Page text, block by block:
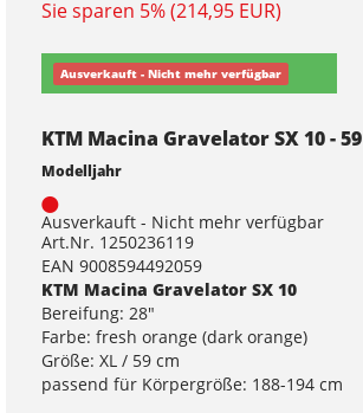
Sie sparen 5% (214,95 EUR)
Ausverkauft - Nicht mehr verfügbar
KTM Macina Gravelator SX 10 - 59
Modelljahr
Ausverkauft - Nicht mehr verfügbar
Art.Nr. 1250236119
EAN 9008594492059
KTM Macina Gravelator SX 10
Bereifung: 28"
Farbe: fresh orange (dark orange)
Größe: XL / 59 cm
passend für Körpergröße: 188-194 cm